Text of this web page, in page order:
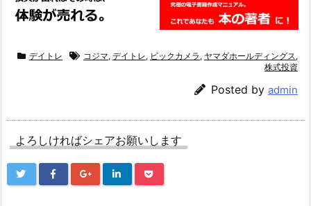
デイトレ コジマ, デイトレ, ビックカメラ , ヤマダホールディングス ,
株式投資
Posted by admin
よろしければシェアお願いします